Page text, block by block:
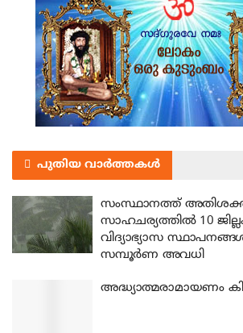
പുതിയ വാർത്തകൾ
സംസ്ഥാനത്ത്
സാഹചര്യത്തിൽ 10
വിദ്യാഭ്യാസ
സമ്പൂർണ അവധി
അദ്ധ്യാത്മരാമായണം